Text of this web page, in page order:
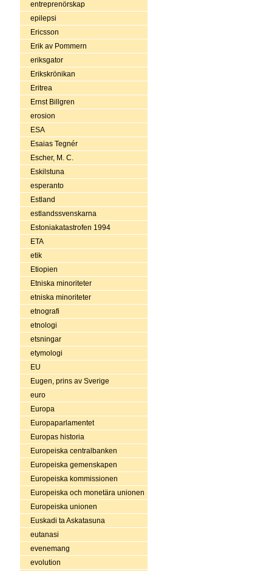
entreprenörskap
epilepsi
Ericsson
Erik av Pommern
eriksgator
Erikskrönikan
Eritrea
Ernst Billgren
erosion
ESA
Esaias Tegnér
Escher, M. C.
Eskilstuna
esperanto
Estland
estlandssvenskarna
Estoniakatastrofen 1994
ETA
etik
Etiopien
Etniska minoriteter
etniska minoriteter
etnografi
etnologi
etsningar
etymologi
EU
Eugen, prins av Sverige
euro
Europa
Europaparlamentet
Europas historia
Europeiska centralbanken
Europeiska gemenskapen
Europeiska kommissionen
Europeiska och monetära unionen
Europeiska unionen
Euskadi ta Askatasuna
eutanasi
evenemang
evolution